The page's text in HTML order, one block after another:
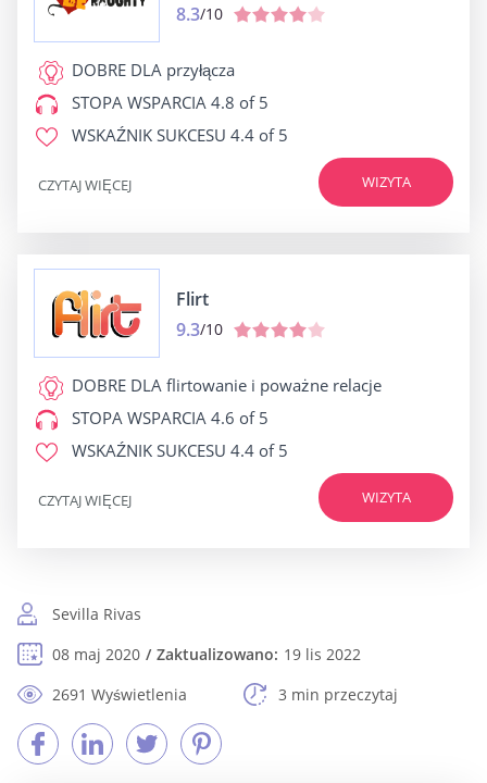
8.3/10
DOBRE DLA przyłącza
STOPA WSPARCIA 4.8 of 5
WSKAŹNIK SUKCESU 4.4 of 5
WIZYTA
CZYTAJ WIĘCEJ
Flirt
9.3/10
DOBRE DLA flirtowanie i poważne relacje
STOPA WSPARCIA 4.6 of 5
WSKAŹNIK SUKCESU 4.4 of 5
WIZYTA
CZYTAJ WIĘCEJ
Sevilla Rivas
08 maj 2020
Zaktualizowano: 19 lis 2022
2691 Wyświetlenia
3 min przeczytaj